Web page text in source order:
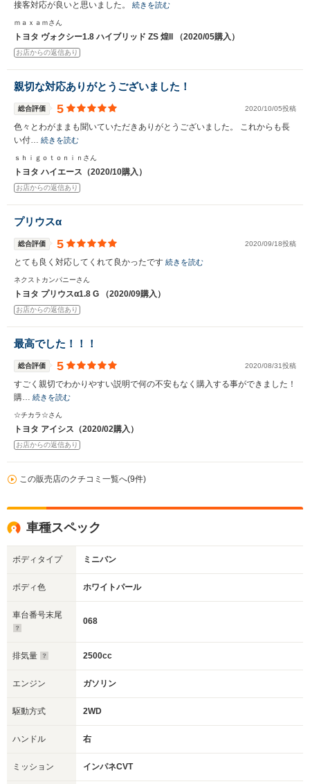
接客対応が良いと思いました。 続きを読む
ｍａｘａｍさん
トヨタ ヴォクシー1.8 ハイブリッド ZS 煌II （2020/05購入）
お店からの返信あり
親切な対応ありがとうございました！
総合評価 5 2020/10/05投稿
色々とわがままも聞いていただきありがとうございました。 これからも長
い付… 続きを読む
ｓｈｉｇｏｔｏｎｉｎさん
トヨタ ハイエース（2020/10購入）
お店からの返信あり
プリウスα
総合評価 5 2020/09/18投稿
とても良く対応してくれて良かったです 続きを読む
ネクストカンパニーさん
トヨタ プリウスα1.8 G （2020/09購入）
お店からの返信あり
最高でした！！！
総合評価 5 2020/08/31投稿
すごく親切でわかりやすい説明で何の不安もなく購入する事ができました！
購… 続きを読む
☆チカラ☆さん
トヨタ アイシス（2020/02購入）
お店からの返信あり
この販売店のクチコミ一覧へ(9件)
車種スペック
ボディタイプ ミニバン
ボディ色 ホワイトパール
車台番号末尾
068
排気量 2500cc
エンジン ガソリン
駆動方式 2WD
ハンドル 右
ミッション インパネCVT